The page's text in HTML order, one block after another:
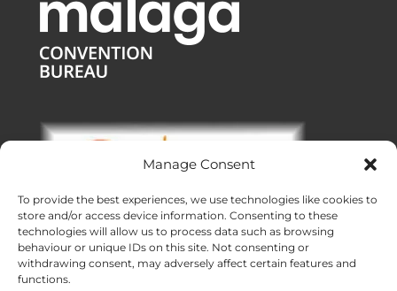
Manage Consent
To provide the best experiences, we use technologies like cookies to
store and/or access device information. Consenting to these
technologies will allow us to process data such as browsing
behaviour or unique IDs on this site. Not consenting or
withdrawing consent, may adversely affect certain features and
functions.